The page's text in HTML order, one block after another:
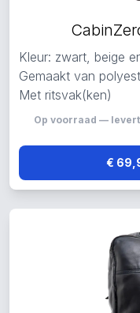
Kleur: zwart, beige
Gemaakt van
Met ritsvak(ken)
Op voorraad —
€